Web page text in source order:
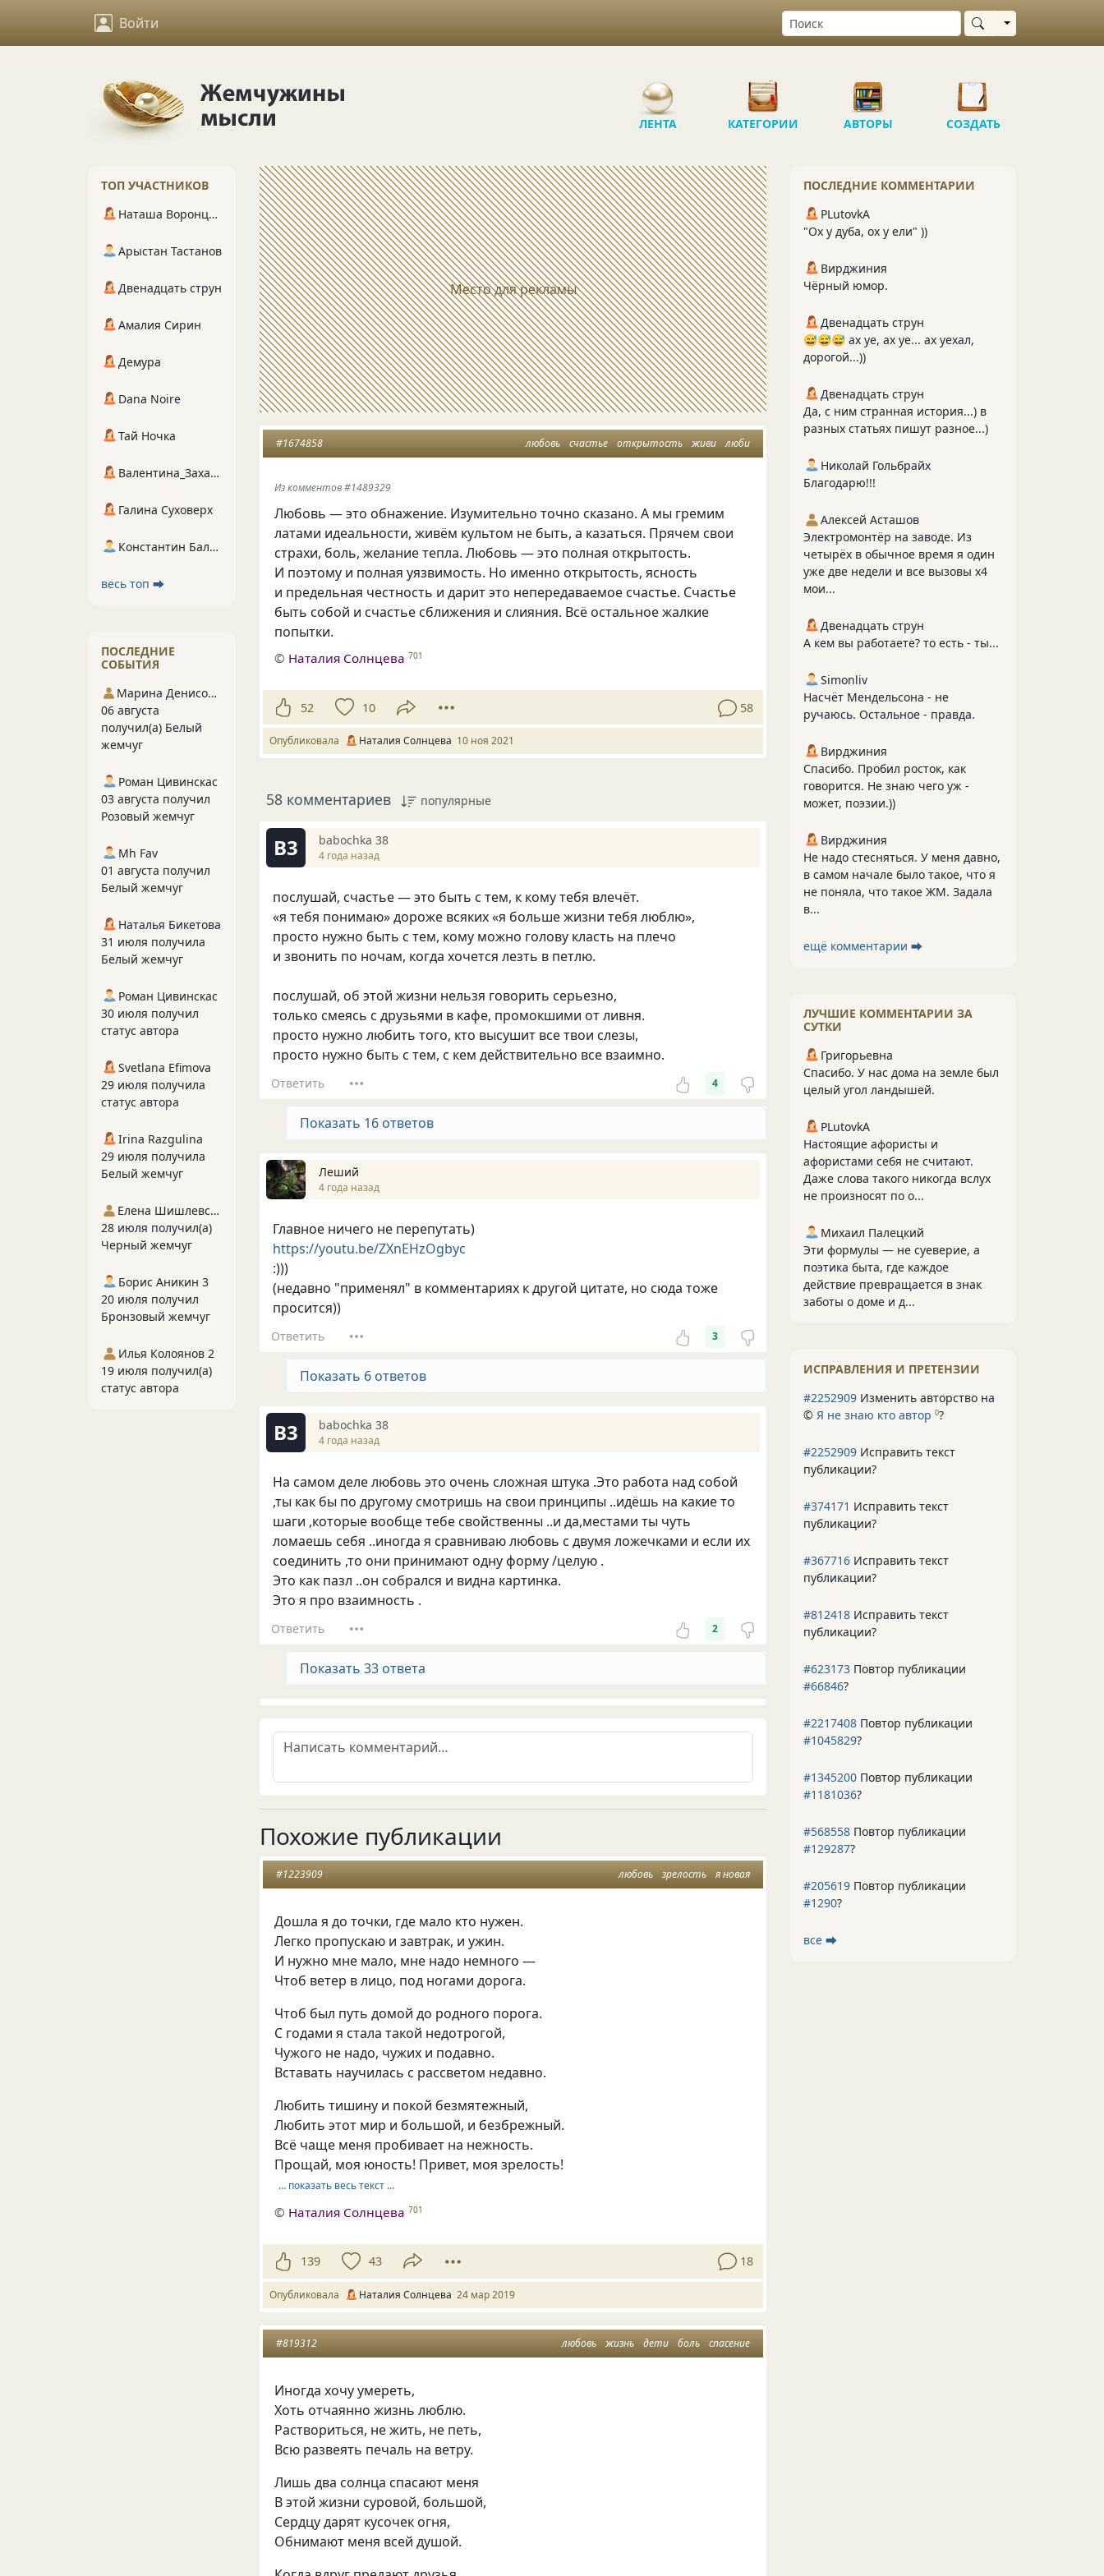
Войти Выбрать область
ЛЕНТА КАТЕГОРИИ АВТОРЫ СОЗДАТЬ
Место для рекламы
любовь счастье открытость живи люби
#1674858
Из комментов #1489329
Любовь — это обнажение. Изумительно точно сказано. А мы гремим
латами идеальности, живём культом не быть, а казаться. Прячем свои
страхи, боль, желание тепла. Любовь — это полная открытость.
И поэтому и полная уязвимость. Но именно открытость, ясность
и предельная честность и дарит это непередаваемое счастье. Счастье
быть собой и счастье сближения и слияния. Всё остальное жалкие
попытки.
© Наталия Солнцева 701
52 10 58
Опубликовала Наталия Солнцева 10 ноя 2021
58 комментариев популярные
B3 babochka 38
4 года назад
послушай, счастье — это быть с тем, к кому тебя влечёт.
«я тебя понимаю» дороже всяких «я больше жизни тебя люблю»,
просто нужно быть с тем, кому можно голову класть на плечо
и звонить по ночам, когда хочется лезть в петлю.
послушай, об этой жизни нельзя говорить серьезно,
только смеясь с друзьями в кафе, промокшими от ливня.
просто нужно любить того, кто высушит все твои слезы,
просто нужно быть с тем, с кем действительно все взаимно.
Ответить 4
Показать 16 ответов
Леший
4 года назад
Главное ничего не перепутать)
https://youtu.be/ZXnEHzOgbyc
:)))
(недавно "применял" в комментариях к другой цитате, но сюда тоже
просится))
Ответить 3
Показать 6 ответов
B3 babochka 38
4 года назад
На самом деле любовь это очень сложная штука .Это работа над собой
,ты как бы по другому смотришь на свои принципы ..идёшь на какие то
шаги ,которые вообще тебе свойственны ..и да,местами ты чуть
ломаешь себя ..иногда я сравниваю любовь с двумя ложечками и если их
соединить ,то они принимают одну форму /целую .
Это как пазл ..он собрался и видна картинка.
Это я про взаимность .
Ответить 2
Показать 33 ответа
Похожие публикации
любовь зрелость я новая
#1223909
Дошла я до точки, где мало кто нужен.
Легко пропускаю и завтрак, и ужин.
И нужно мне мало, мне надо немного —
Чтоб ветер в лицо, под ногами дорога.
Чтоб был путь домой до родного порога.
С годами я стала такой недотрогой,
Чужого не надо, чужих и подавно.
Вставать научилась с рассветом недавно.
Любить тишину и покой безмятежный,
Любить этот мир и большой, и безбрежный.
Всё чаще меня пробивает на нежность.
Прощай, моя юность! Привет, моя зрелость!
… показать весь текст …
© Наталия Солнцева 701
139 43 18
Опубликовала Наталия Солнцева 24 мар 2019
любовь жизнь дети боль спасение
#819312
Иногда хочу умереть,
Хоть отчаянно жизнь люблю.
Раствориться, не жить, не петь,
Всю развеять печаль на ветру.
Лишь два солнца спасают меня
В этой жизни суровой, большой,
Сердцу дарят кусочек огня,
Обнимают меня всей душой.
ПОСЛЕДНИЕ КОММЕНТАРИИ
PLutоvkА
"Ох у дуба, ох у ели" ))
Вирджиния
Чёрный юмор.
Двенадцать струн
😅😅😅 ах уе, ах уе... ах уехал,
дорогой...))
Двенадцать струн
Да, с ним странная история...) в
разных статьях пишут разное...)
Николай Гольбрайх
Благодарю!!!
Алексей Асташов
Электромонтёр на заводе. Из
четырёх в обычное время я один
уже две недели и все вызовы х4
мои...
Двенадцать струн
А кем вы работаете? то есть - ты...
Simonliv
Насчёт Мендельсона - не
ручаюсь. Остальное - правда.
Вирджиния
Спасибо. Пробил росток, как
говорится. Не знаю чего уж -
может, поэзии.))
Вирджиния
Не надо стесняться. У меня давно,
в самом начале было такое, что я
не поняла, что такое ЖМ. Задала
в...
ещё комментарии ⮕
ЛУЧШИЕ КОММЕНТАРИИ ЗА
СУТКИ
Григорьевна
Спасибо. У нас дома на земле был
целый угол ландышей.
PLutоvkА
Настоящие афористы и
афористами себя не считают.
Даже слова такого никогда вслух
не произносят по о...
Михаил Палецкий
Эти формулы — не суеверие, а
поэтика быта, где каждое
действие превращается в знак
заботы о доме и д...
ИСПРАВЛЕНИЯ И ПРЕТЕНЗИИ
#2252909 Изменить авторство на
© Я не знаю кто автор 0?
#2252909 Исправить текст
публикации?
#374171 Исправить текст
публикации?
#367716 Исправить текст
публикации?
#812418 Исправить текст
публикации?
#623173 Повтор публикации
#66846?
#2217408 Повтор публикации
#1045829?
#1345200 Повтор публикации
#1181036?
#568558 Повтор публикации
#129287?
#205619 Повтор публикации
#1290?
все ⮕
ТОП УЧАСТНИКОВ
Наташа Воронцова
Арыстан Тастанов
Двенадцать струн
Амалия Сирин
Демура
Dana Noire
Тай Ночка
Валентина_Захарова
Галина Суховерх
Константин Балухта
весь топ ⮕
ПОСЛЕДНИЕ
СОБЫТИЯ
Марина Денисова 5
06 августа
получил(а) Белый
жемчуг
Роман Цивинскас
03 августа получил
Розовый жемчуг
Mh Fav
01 августа получил
Белый жемчуг
Наталья Бикетова
31 июля получила
Белый жемчуг
Роман Цивинскас
30 июля получил
статус автора
Svetlana Efimova
29 июля получила
статус автора
Irina Razgulina
29 июля получила
Белый жемчуг
Елена Шишлевская
28 июля получил(а)
Черный жемчуг
Борис Аникин 3
20 июля получил
Бронзовый жемчуг
Илья Колоянов 2
19 июля получил(а)
статус автора